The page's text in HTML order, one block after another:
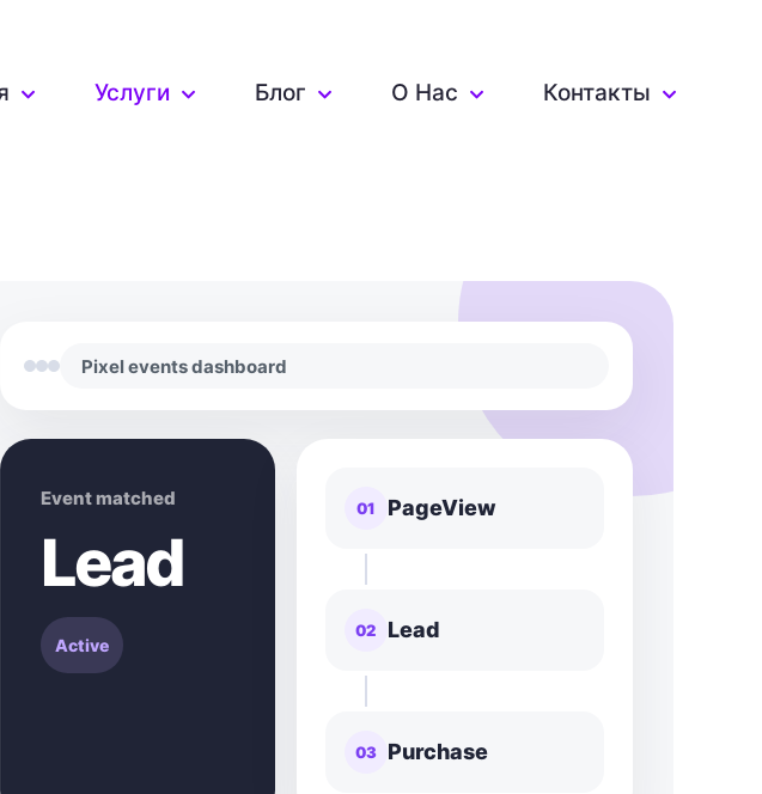
Услуги Блог О Нас Контакты
Pixel events dashboard
Event matched
Lead
Active
01 PageView
02 Lead
03 Purchase